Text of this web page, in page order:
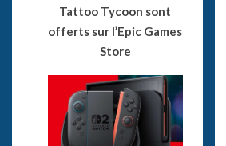
Tattoo Tycoon sont
offerts sur l’Epic Games
Store